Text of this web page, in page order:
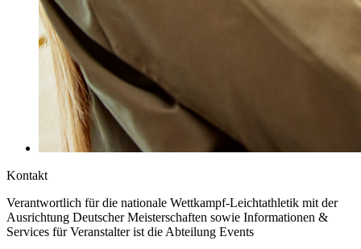
Kontakt
Verantwortlich für die nationale Wettkampf-Leichtathletik mit der
Ausrichtung Deutscher Meisterschaften sowie Informationen &
Services für Veranstalter ist die Abteilung Events